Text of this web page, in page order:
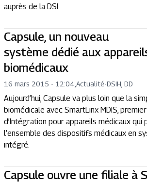
auprès de la DSI.
Capsule, un nouveau
système dédié aux
biomédicaux
16 mars 2015 - 12:04 Actualité-DSIH, DD
Aujourd’hui, Capsule va plus loin que la
biomédicale avec SmartLinx MDIS,
d’Intégration pour appareils médicaux qui
l’ensemble des dispositifs médicaux en
intégré.
Capsule ouvre une filiale à